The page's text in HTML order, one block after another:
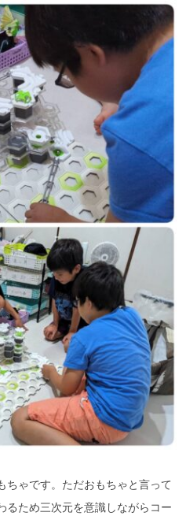
ちゃです。ただおもちゃと言って
るため三次元を意識しながらコー